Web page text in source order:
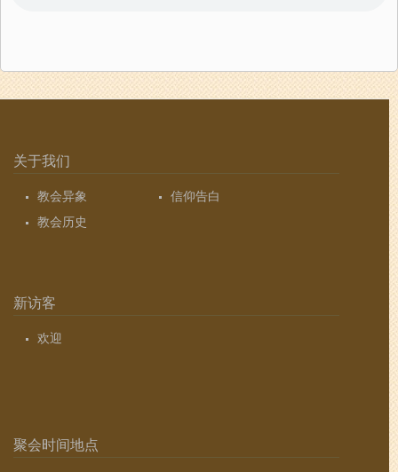
关于我们
教会异象
信仰告白
教会历史
新访客
欢迎
聚会时间地点